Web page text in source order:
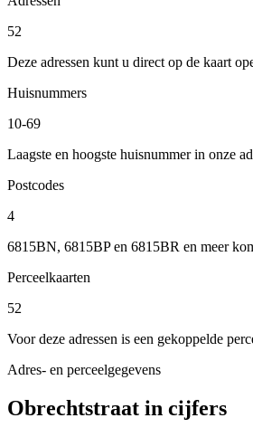
52
Deze adressen kunt u direct op de kaart
Huisnummers
10-69
Laagste en hoogste huisnummer in onze
Postcodes
4
6815BN, 6815BP en 6815BR en meer
Perceelkaarten
52
Voor deze adressen is een gekoppelde
Adres- en perceelgegevens
Obrechtstraat in cijfers